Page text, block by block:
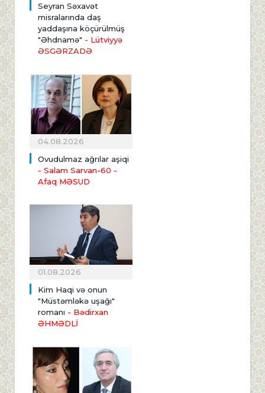
Seyran Səxavət
misralarında daş
yaddaşına köçürülmüş
"Əhdnamə" - Lütviyyə
ƏSGƏRZADƏ
04.08.2026
Ovudulmaz ağrılar aşiqi
- Salam Sarvan-60 -
Afaq MƏSUD
01.08.2026
Kim Haqi və onun
"Müstəmləkə uşağı"
romanı - Bədirxan
ƏHMƏDLİ